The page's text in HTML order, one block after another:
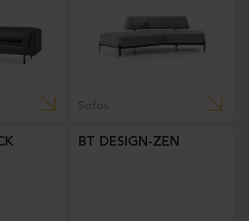
Sofos
BT DESIGN-ZEN